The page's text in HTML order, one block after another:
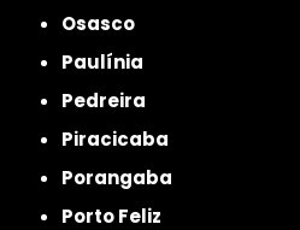
Osasco
Paulínia
Pedreira
Piracicaba
Porangaba
Porto Feliz